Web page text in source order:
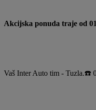
Akcijska ponuda traje od
Vaš Inter Auto tim - Tuzla.☎️